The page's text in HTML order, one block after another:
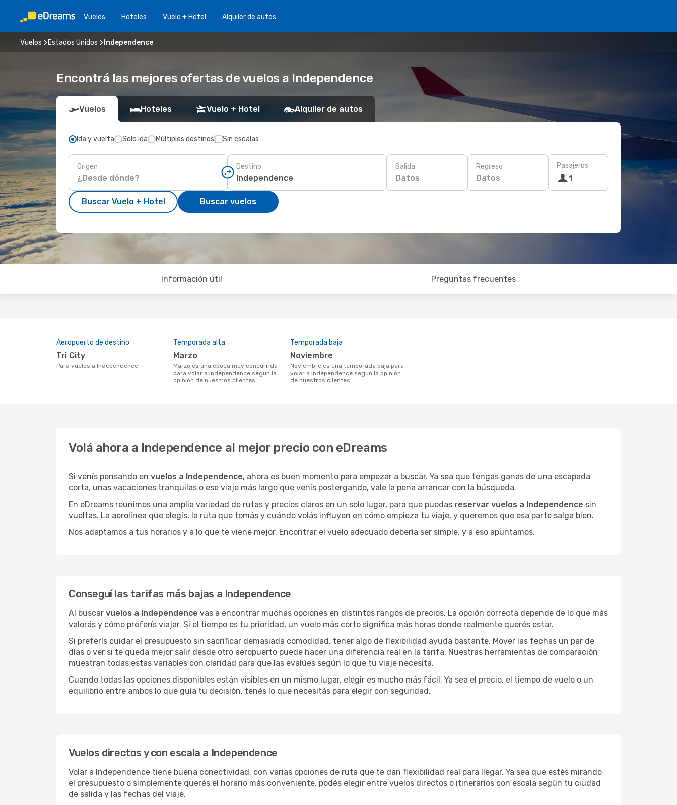
Vuelos Hoteles Vuelo + Hotel Alquiler de autos
Vuelos Estados Unidos Independence
Encontrá las mejores ofertas de vuelos a Independence
Vuelos Hoteles Vuelo + Hotel Alquiler de autos
Ida y vuelta Solo ida Múltiples destinos Sin escalas
Origen Destino Salida
Datos
Regreso
Datos
Pasajeros
1
Buscar Vuelo + Hotel Buscar vuelos
Información útil Preguntas frecuentes
Aeropuerto de destino
Tri City
Para vuelos a Independence
Temporada alta
marzo
marzo es una época muy concurrida
para volar a Independence según la
opinión de nuestros clientes
Temporada baja
noviembre
noviembre es una temporada baja para
volar a Independence según la opinión
de nuestros clientes
Volá ahora a Independence al mejor precio con eDreams
Si venís pensando en vuelos a Independence, ahora es buen momento para empezar a buscar. Ya sea que tengas ganas de una escapada
corta, unas vacaciones tranquilas o ese viaje más largo que venís postergando, vale la pena arrancar con la búsqueda.
En eDreams reunimos una amplia variedad de rutas y precios claros en un solo lugar, para que puedas reservar vuelos a Independence sin
vueltas. La aerolínea que elegís, la ruta que tomás y cuándo volás influyen en cómo empieza tu viaje, y queremos que esa parte salga bien.
Nos adaptamos a tus horarios y a lo que te viene mejor. Encontrar el vuelo adecuado debería ser simple, y a eso apuntamos.
Conseguí las tarifas más bajas a Independence
Al buscar vuelos a Independence vas a encontrar muchas opciones en distintos rangos de precios. La opción correcta depende de lo que más
valorás y cómo preferís viajar. Si el tiempo es tu prioridad, un vuelo más corto significa más horas donde realmente querés estar.
Si preferís cuidar el presupuesto sin sacrificar demasiada comodidad, tener algo de flexibilidad ayuda bastante. Mover las fechas un par de
días o ver si te queda mejor salir desde otro aeropuerto puede hacer una diferencia real en la tarifa. Nuestras herramientas de comparación
muestran todas estas variables con claridad para que las evalúes según lo que tu viaje necesita.
Cuando todas las opciones disponibles están visibles en un mismo lugar, elegir es mucho más fácil. Ya sea el precio, el tiempo de vuelo o un
equilibrio entre ambos lo que guía tu decisión, tenés lo que necesitás para elegir con seguridad.
Vuelos directos y con escala a Independence
Volar a Independence tiene buena conectividad, con varias opciones de ruta que te dan flexibilidad real para llegar. Ya sea que estés mirando
el presupuesto o simplemente querés el horario más conveniente, podés elegir entre vuelos directos o itinerarios con escala según tu ciudad
de salida y las fechas del viaje.